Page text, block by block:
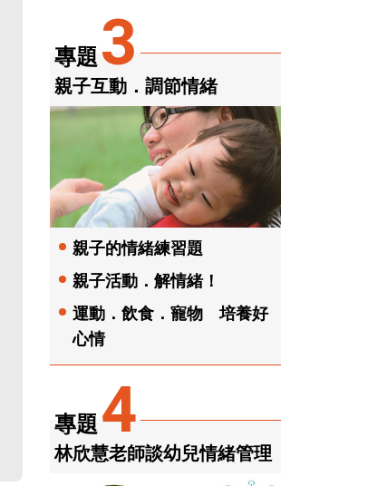
專題3
親子互動．調節情緒
親子的情緒練習題
親子活動．解情緒！
運動．飲食．寵物 培養好
心情
專題4
林欣慧老師談幼兒情緒管理